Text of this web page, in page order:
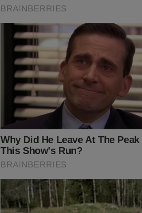
Produtor rural é
a família (veja o
Tiroteio em local com
morto e um ferido